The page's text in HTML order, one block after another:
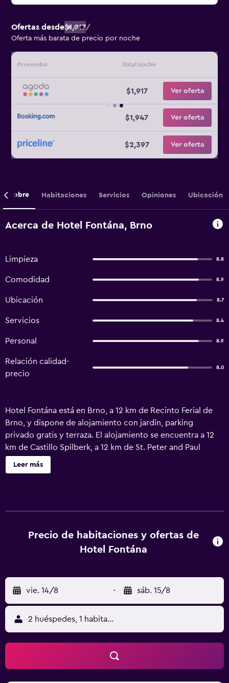
Ofertas desde$1,917/
Oferta más barata de precio por noche
Proveedor Total noche
$1,917 Ver oferta
$1,947 Ver oferta
$2,397 Ver oferta
Sobre Habitaciones Servicios Opiniones Ubicación
Acerca de Hotel Fontána, Brno
Limpieza 8.8
Comodidad 8.9
Ubicación 8.7
Servicios 8.4
Personal 8.9
Relación calidad-
precio
8.0
Hotel Fontána está en Brno, a 12 km de Recinto Ferial de
Brno, y dispone de alojamiento con jardín, parking
privado gratis y terraza. El alojamiento se encuentra a 12
km de Castillo Spilberk, a 12 km de St. Peter and Paul
Cathedral y a 12 km de Estación de Brno. Hay vistas al
jardín. En el hotel, las habitaciones incluyen un balcón con
está a 13 km del alojamiento, y Circuito de Brno está a 16
km. El aeropuerto (Aeropuerto de Brno-Tuřany) está a 24
Leer más
Precio de habitaciones y ofertas de
Hotel Fontána
vie. 14/8 - sáb. 15/8
2 huéspedes, 1 habitación